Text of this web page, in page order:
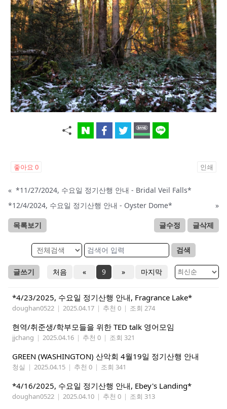
좋아요 0 인쇄
« *11/27/2024, 수요일 정기산행 안내 - Bridal Veil Falls*
*12/4/2024, 수요일 정기산행 안내 - Oyster Dome*
»
목록보기 글수정 글삭제
검색
글쓰기 처음 « 9 » 마지막
*4/23/2025, 수요일 정기산행 안내, Fragrance Lake*
doughan0522 | 2025.04.17 | 추천 0 | 조회 274
현역/취준생/학부모들을 위한 TED talk 영어모임
jjchang | 2025.04.16 | 추천 0 | 조회 321
GREEN (WASHINGTON) 산악회 4월19일 정기산행 안내
청실 | 2025.04.15 | 추천 0 | 조회 341
*4/16/2025, 수요일 정기산행 안내, Ebey's Landing*
doughan0522 | 2025.04.10 | 추천 0 | 조회 313